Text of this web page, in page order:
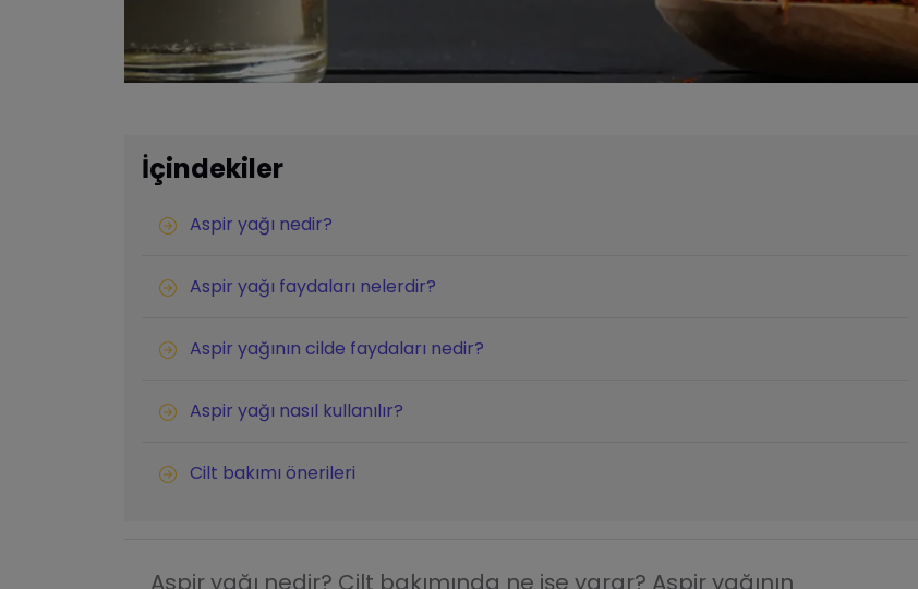
İçindekiler
Aspir yağı nedir?
Aspir yağı faydaları nelerdir?
Aspir yağının cilde faydaları nedir?
Aspir yağı nasıl kullanılır?
Cilt bakımı önerileri
Aspir yağı nedir? Cilt bakımında ne işe yarar? Aspir yağının